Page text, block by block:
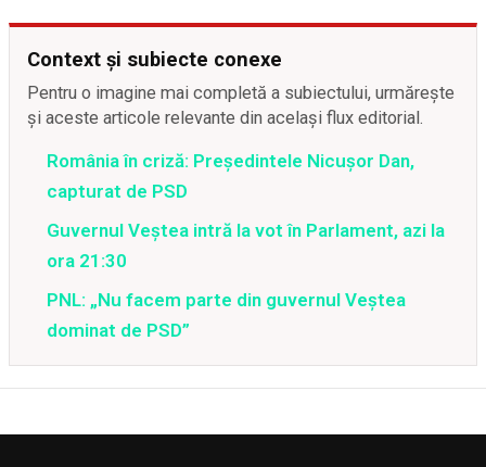
Context și subiecte conexe
Pentru o imagine mai completă a subiectului, urmărește
și aceste articole relevante din același flux editorial.
România în criză: Președintele Nicușor Dan,
capturat de PSD
Guvernul Veștea intră la vot în Parlament, azi la
ora 21:30
PNL: „Nu facem parte din guvernul Veștea
dominat de PSD”